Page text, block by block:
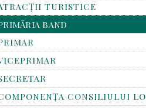
TURISTICE
BAND
CONSILIULUI